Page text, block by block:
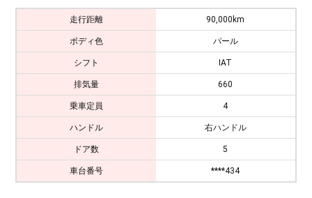
走行距離 90,000km
ボディ色 パール
シフト IAT
排気量 660
乗車定員 4
ハンドル 右ハンドル
ドア数 5
車台番号 ****434